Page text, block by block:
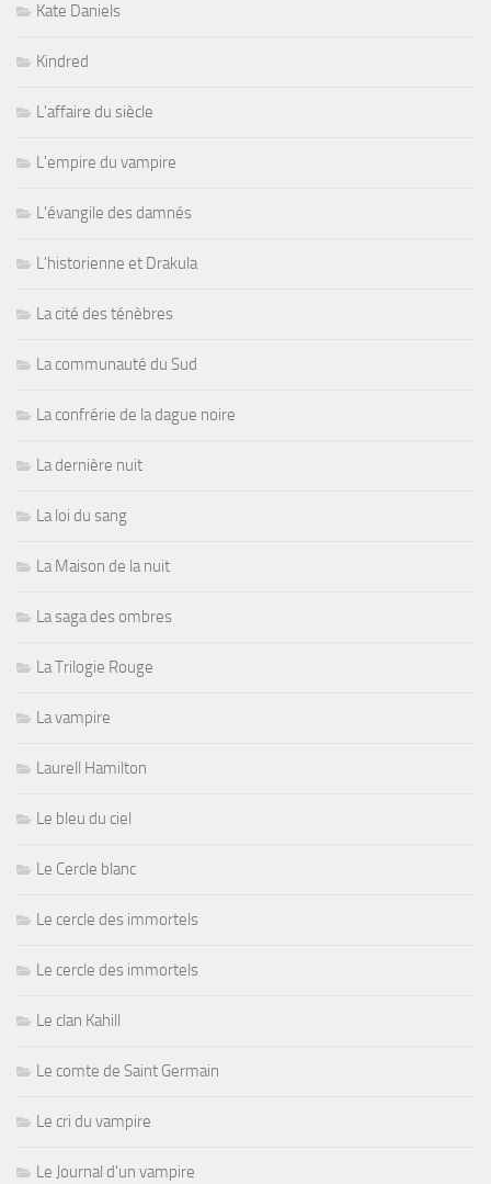
Kate Daniels
Kindred
L'affaire du siècle
L'empire du vampire
L'évangile des damnés
L'historienne et Drakula
La cité des ténèbres
La communauté du Sud
La confrérie de la dague noire
La dernière nuit
La loi du sang
La Maison de la nuit
La saga des ombres
La Trilogie Rouge
La vampire
Laurell Hamilton
Le bleu du ciel
Le Cercle blanc
Le cercle des immortels
Le cercle des immortels
Le clan Kahill
Le comte de Saint Germain
Le cri du vampire
Le Journal d'un vampire